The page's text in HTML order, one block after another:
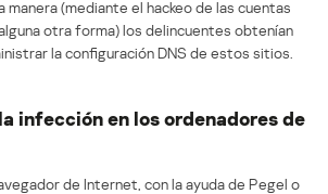
manera (mediante el hackeo de las cuentas
otra forma) los delincuentes obtenían
la configuración DNS de estos sitios.
infección en los ordenadores de
de Internet, con la ayuda de Pegel o